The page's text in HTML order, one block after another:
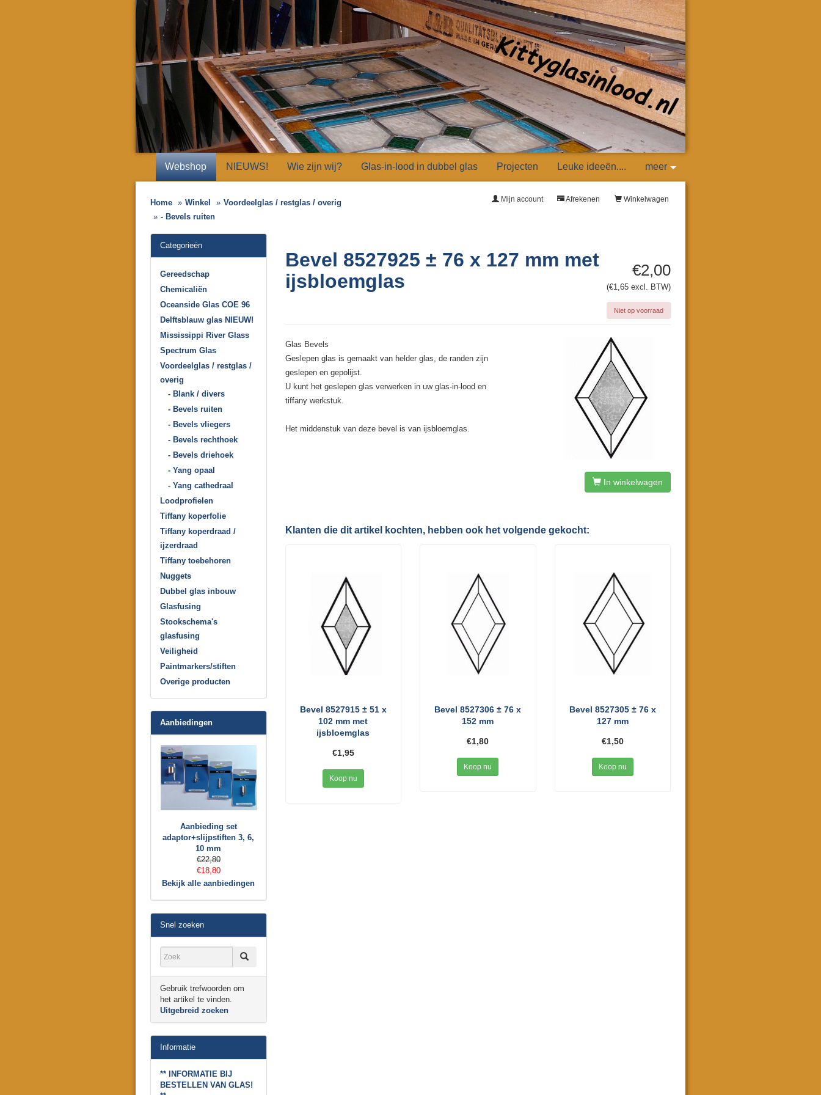
Webshop NIEUWS! Wie zijn wij? Glas-in-lood in dubbel glas Projecten Leuke ideeën.... meer
Home Winkel
Voordeelglas / restglas / overig
- Bevels ruiten
Winkelwagen
Afrekenen
Mijn account
€2,00
(€1,65 excl. BTW)
Niet op voorraad
Bevel 8527925 ± 76 x 127 mm met
ijsbloemglas
Glas Bevels
Geslepen glas is gemaakt van helder glas, de randen zijn
geslepen en gepolijst.
U kunt het geslepen glas verwerken in uw glas-in-lood en
tiffany werkstuk.
Het middenstuk van deze bevel is van ijsbloemglas.
In winkelwagen
Klanten die dit artikel kochten, hebben ook het volgende gekocht:
Bevel 8527915 ± 51 x
102 mm met
ijsbloemglas
€1,95
Koop nu
Bevel 8527306 ± 76 x
152 mm
€1,80
Koop nu
Bevel 8527305 ± 76 x
127 mm
€1,50
Koop nu
Categorieën
Gereedschap
Chemicaliën
Oceanside Glas COE 96
Delftsblauw glas NIEUW!
Mississippi River Glass
Spectrum Glas
Voordeelglas / restglas /
overig
- Blank / divers
- Bevels ruiten
- Bevels vliegers
- Bevels rechthoek
- Bevels driehoek
- Yang opaal
- Yang cathedraal
Loodprofielen
Tiffany koperfolie
Tiffany koperdraad /
ijzerdraad
Tiffany toebehoren
Nuggets
Dubbel glas inbouw
Glasfusing
Stookschema's
glasfusing
Veiligheid
Paintmarkers/stiften
Overige producten
Aanbiedingen
Aanbieding set
adaptor+slijpstiften 3, 6,
10 mm
€22,80
€18,80
Bekijk alle aanbiedingen
Snel zoeken
Gebruik trefwoorden om
het artikel te vinden.
Uitgebreid zoeken
Informatie
** INFORMATIE BIJ
BESTELLEN VAN GLAS!